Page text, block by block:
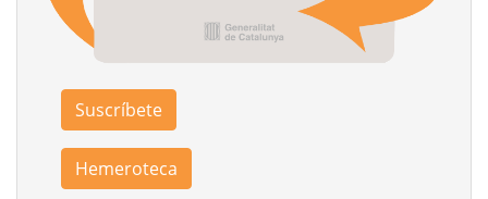
Suscríbete
Hemeroteca